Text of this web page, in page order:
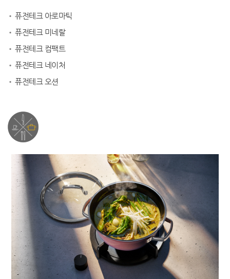
•퓨전테크 아로마틱
•퓨전테크 미네랄
•퓨전테크 컴팩트
•퓨전테크 네이처
•퓨전테크 오션